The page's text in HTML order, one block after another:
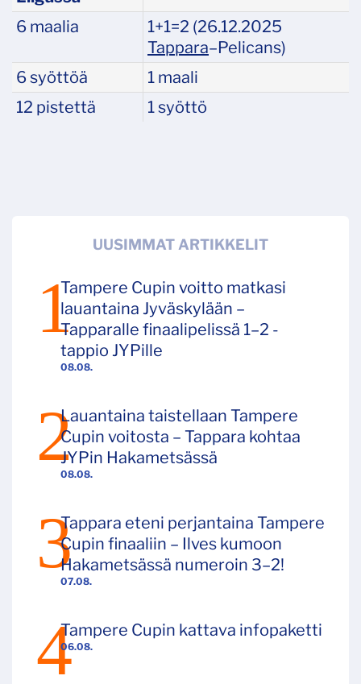
6 maalia
1+1=2 (26.12.2025
Tappara–Pelicans)
6 syöttöä
1 maali
12 pistettä
1 syöttö
UUSIMMAT ARTIKKELIT
08.08.
Tampere Cupin voitto matkasi
lauantaina Jyväskylään –
Tapparalle finaalipelissä 1–2 -
tappio JYPille
08.08.
Lauantaina taistellaan Tampere
Cupin voitosta – Tappara kohtaa
JYPin Hakametsässä
07.08.
Tappara eteni perjantaina Tampere
Cupin finaaliin – Ilves kumoon
Hakametsässä numeroin 3–2!
06.08.
Tampere Cupin kattava infopaketti